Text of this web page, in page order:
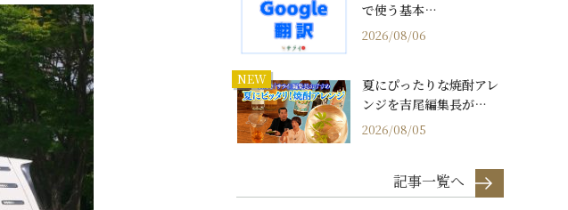
で使う基本…
2026/08/06
NEW
夏にぴったりな焼酎アレ
ンジを吉尾編集長が…
2026/08/05
記事一覧へ